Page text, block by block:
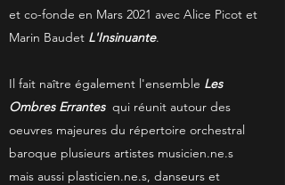
et co-fonde en Mars 2021 avec Alice Picot et
Marin Baudet L'Insinuante.
Il fait naître également l'ensemble Les
Ombres Errantesqui réunit autour des
oeuvres majeures du répertoire orchestral
baroque plusieurs artistes musicien.ne.s
mais aussi plasticien.ne.s, danseurs et